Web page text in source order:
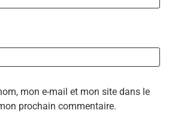
mon e-mail et mon site dans le
prochain commentaire.